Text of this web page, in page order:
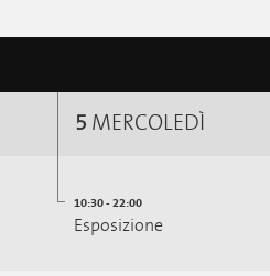
5 MERCOLEDÌ
10:30 - 22:00
Esposizione